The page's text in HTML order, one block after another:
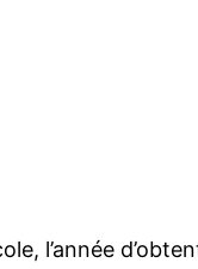
l’année